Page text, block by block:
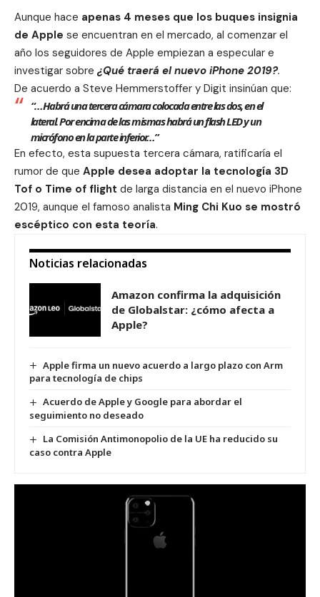
Aunque hace apenas 4 meses que los buques insignia
de Apple se encuentran en el mercado, al comenzar el
año los seguidores de Apple empiezan a especular e
investigar sobre ¿Qué traerá el nuevo iPhone 2019?.
De acuerdo a Steve Hemmerstoffer y Digit insinúan que:
“…Habráuna tercera cámara colocada entre las dos, en el
lateral. Por encima de las mismas habrá un flash LED y un
micrófono en la parte inferior…”
En efecto, esta supuesta tercera cámara, ratificaría el
rumor de que Apple desea adoptar la tecnología 3D
Tof o Time of flight de larga distancia en el nuevo iPhone
2019, aunque el famoso analista Ming Chi Kuo se mostró
escéptico con esta teoría.
Noticias relacionadas
Amazon confirma la adquisición
de Globalstar: ¿cómo afecta a
Apple?
Apple firma un nuevo acuerdo a largo plazo con Arm
para tecnología de chips
Acuerdo de Apple y Google para abordar el
seguimiento no deseado
La Comisión Antimonopolio de la UE ha reducido su
caso contra Apple